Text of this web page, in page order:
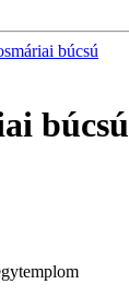
búcsú
búcsú